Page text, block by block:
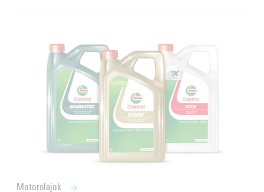
Motorolajok